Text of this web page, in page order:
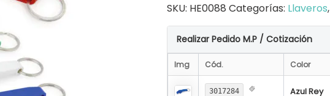
SKU: HE0088 Categorías: Llaveros,
Realizar Pedido M.P / Cotización
Img Cód. Color
3017284 Azul Rey